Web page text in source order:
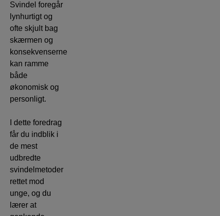
Svindel foregår
lynhurtigt og
ofte skjult bag
skærmen og
konsekvenserne
kan ramme
både
økonomisk og
personligt.
I dette foredrag
får du indblik i
de mest
udbredte
svindelmetoder
rettet mod
unge, og du
lærer at